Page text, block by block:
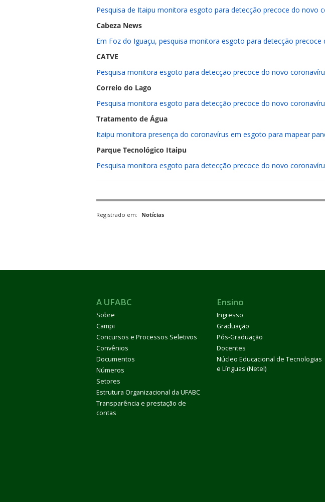
Pesquisa de Itaipu monitora esgoto para detecção precoce do novo
Cabeza News
Em Foz do Iguaçu, pesquisa monitora esgoto para detecção precoce
CATVE
Pesquisa monitora esgoto para detecção precoce do novo
Correio do Lago
Pesquisa monitora esgoto para detecção precoce do novo
Tratamento de Água
Itaipu monitora presença do coronavírus em esgoto para mapear
Parque Tecnológico Itaipu
Pesquisa monitora esgoto para detecção precoce do novo
Registrado em: Notícias
A UFABC
Sobre
Campi
Concursos e Processos Seletivos
Convênios
Documentos
Números
Setores
Estrutura Organizacional da UFABC
Transparência e prestação de
contas
Ensino
Ingresso
Graduação
Pós-Graduação
Docentes
Núcleo Educacional de Tecnologias
e Línguas (Netel)